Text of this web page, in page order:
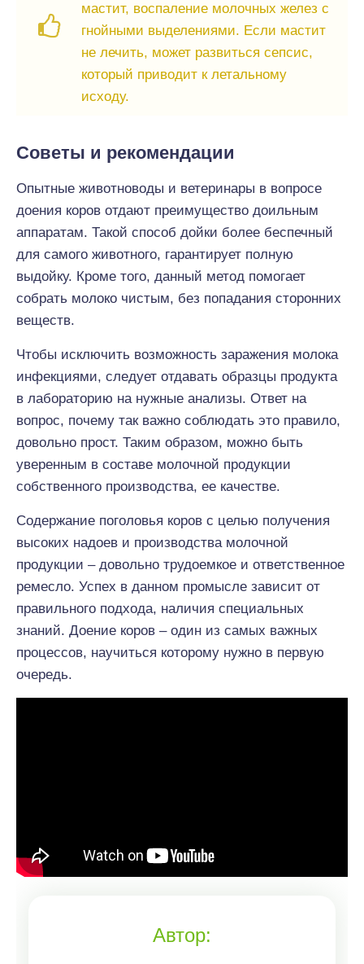
мастит, воспаление молочных желез с
гнойными выделениями. Если мастит
не лечить, может развиться сепсис,
который приводит к летальному
исходу.
Советы и рекомендации
Опытные животноводы и ветеринары в вопросе
доения коров отдают преимущество доильным
аппаратам. Такой способ дойки более беспечный
для самого животного, гарантирует полную
выдойку. Кроме того, данный метод помогает
собрать молоко чистым, без попадания сторонних
веществ.
Чтобы исключить возможность заражения молока
инфекциями, следует отдавать образцы продукта
в лабораторию на нужные анализы. Ответ на
вопрос, почему так важно соблюдать это правило,
довольно прост. Таким образом, можно быть
уверенным в составе молочной продукции
собственного производства, ее качестве.
Содержание поголовья коров с целью получения
высоких надоев и производства молочной
продукции – довольно трудоемкое и ответственное
ремесло. Успех в данном промысле зависит от
правильного подхода, наличия специальных
знаний. Доение коров – один из самых важных
процессов, научиться которому нужно в первую
очередь.
Автор: